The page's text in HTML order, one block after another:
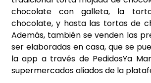
chocolate con galleta, la
chocolate, y hasta las tortas de
Además, también se venden las
ser elaboradas en casa, que se
la app a través de PedidosYa
supermercados aliados de la